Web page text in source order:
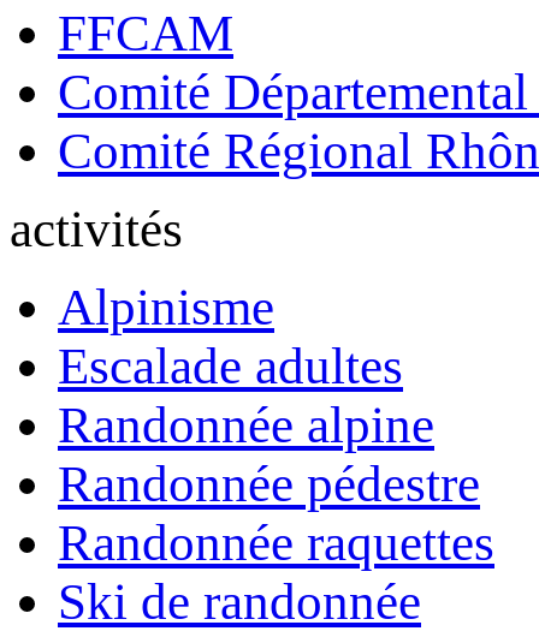
FFCAM
Comité
Comité Régional
activités
Alpinisme
Escalade adultes
Randonnée alpine
Randonnée pédestre
Randonnée raquettes
Ski de randonnée